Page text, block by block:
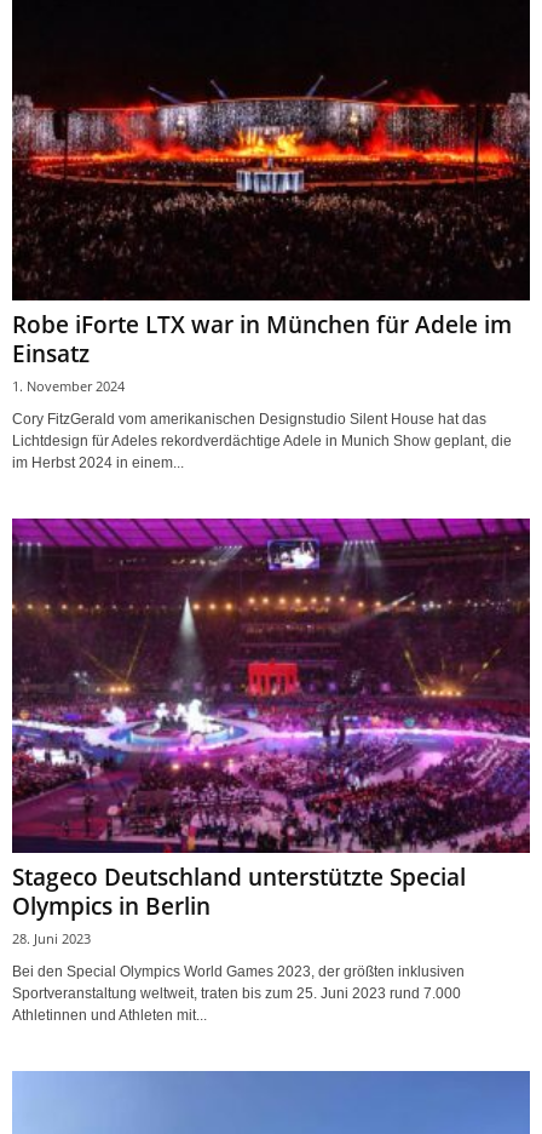
Robe iForte LTX war in München für Adele im
Einsatz
1. November 2024
Cory FitzGerald vom amerikanischen Designstudio Silent House hat das
Lichtdesign für Adeles rekordverdächtige Adele in Munich Show geplant, die
im Herbst 2024 in einem...
Stageco Deutschland unterstützte Special
Olympics in Berlin
28. Juni 2023
Bei den Special Olympics World Games 2023, der größten inklusiven
Sportveranstaltung weltweit, traten bis zum 25. Juni 2023 rund 7.000
Athletinnen und Athleten mit...